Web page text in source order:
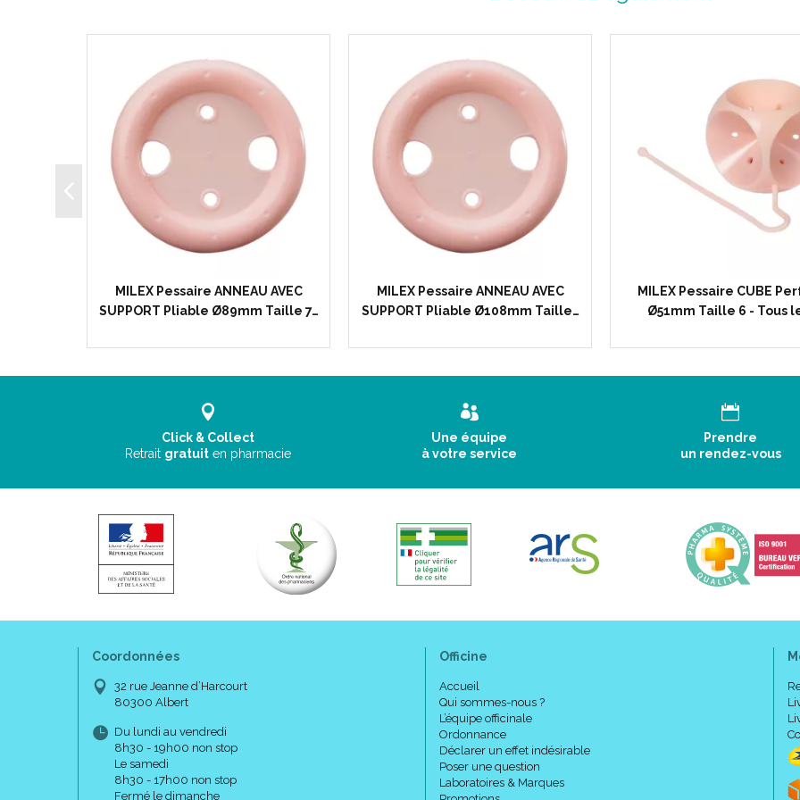
à la surface du pessaire, à
Code EAN : 0888937005271
MILEX Pessaire ANNEAU AVEC
SUPPORT Pliable Ø89mm Taille 7…
MILEX Pessaire ANNEAU AVEC
SUPPORT Pliable Ø108mm Taille…
MILEX Pessaire CUBE
Ø51mm Taille 6 - Tous
Click & Collect
Retrait gratuit en pharmacie
Une équipe
à votre service
Prendre
un rendez-vous
Coordonnées
32 rue Jeanne d’Harcourt
80300 Albert
Du lundi au vendredi
8h30 - 19h00 non stop
Le samedi
8h30 - 17h00 non stop
Fermé le dimanche
Officine
Accueil
Qui sommes-nous ?
L’équipe officinale
Ordonnance
Déclarer un effet indésirable
Poser une question
Laboratoires & Marques